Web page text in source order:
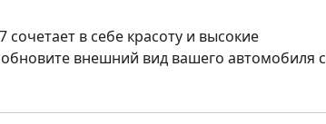
сочетает в себе красоту и высокие
внешний вид вашего автомобиля с